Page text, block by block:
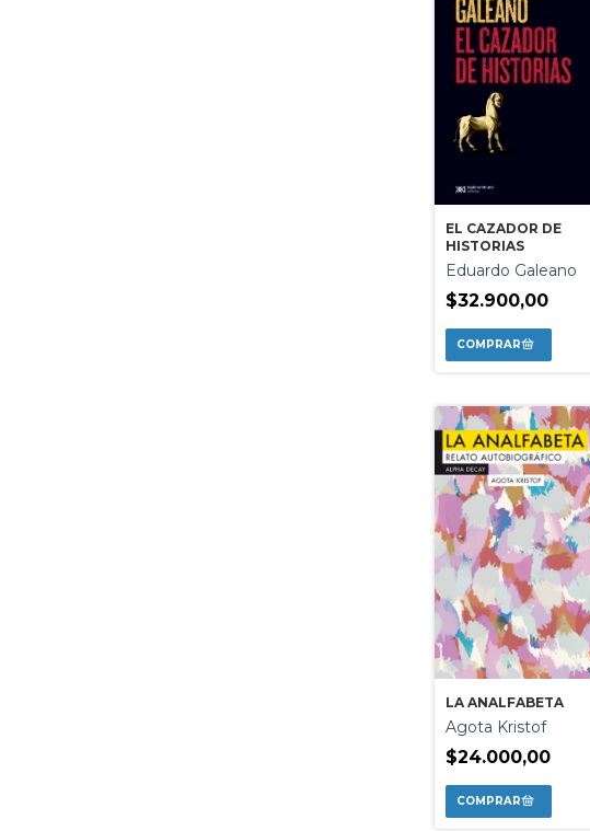
EL CAZADOR DE
HISTORIAS
Eduardo Galeano
$32.900,00
LA ANALFABETA
Agota Kristof
$24.000,00